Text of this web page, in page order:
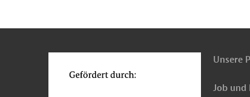
Unsere
Job und